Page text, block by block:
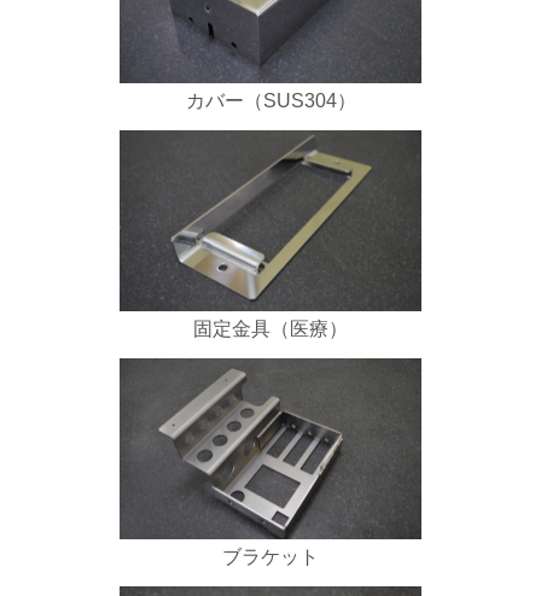
カバー（SUS304）
固定金具（医療）
ブラケット